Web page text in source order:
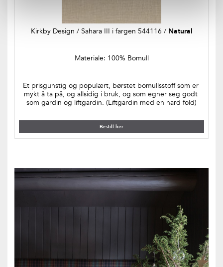
Kirkby Design / Sahara III i fargen 544116 / Natural
Materiale: 100% Bomull
Et prisgunstig og populært, børstet bomullsstoff som er
mykt å ta på, og allsidig i bruk, og som egner seg godt
som gardin og liftgardin. (Liftgardin med en hard fold)
Bestill her